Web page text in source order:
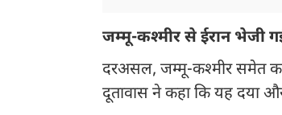
जम्मू-कश्मीर से ईरान भेजी
दरअसल, जम्मू-कश्मीर समेत
दूतावास ने कहा कि यह दया